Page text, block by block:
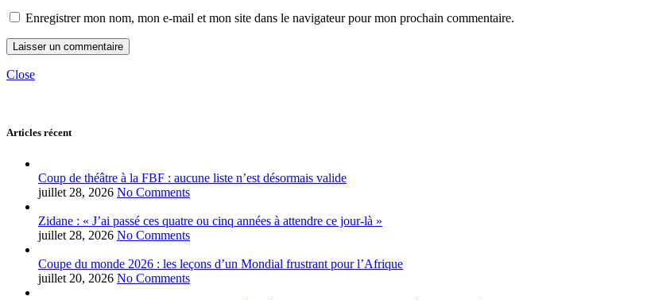
Enregistrer mon nom, mon e-mail et mon site dans le navigateur pour mon prochain commentaire.
Close
Articles récent
Coup de théâtre à la FBF : aucune liste n’est désormais valide
juillet 28, 2026 No Comments
Zidane : « J’ai passé ces quatre ou cinq années à attendre ce jour-là »
juillet 28, 2026 No Comments
Coupe du monde 2026 : les leçons d’un Mondial frustrant pour l’Afrique
juillet 20, 2026 No Comments